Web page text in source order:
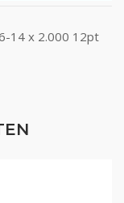
14 x 2.000 12pt